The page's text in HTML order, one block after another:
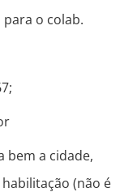
o colab.
bem a cidade,
(não é